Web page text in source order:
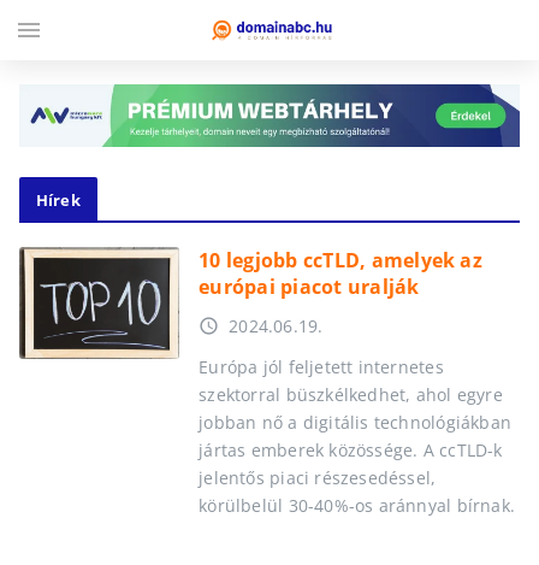
Hírek
10 legjobb ccTLD, amelyek az
európai piacot uralják
access_time 2024.06.19.
Európa jól feljetett internetes
szektorral büszkélkedhet, ahol egyre
jobban nő a digitális technológiákban
jártas emberek közössége. A ccTLD-k
jelentős piaci részesedéssel,
körülbelül 30-40%-os aránnyal bírnak.
menu